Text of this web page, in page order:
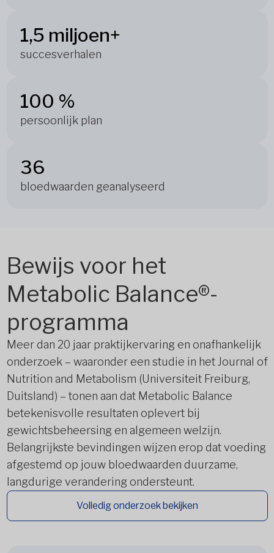
1,5 miljoen+
succesverhalen
100 %
persoonlijk plan
36
bloedwaarden geanalyseerd
Bewijs voor het
Metabolic Balance®-
programma
Meer dan 20 jaar praktijkervaring en onafhankelijk
onderzoek – waaronder een studie in het Journal of
Nutrition and Metabolism (Universiteit Freiburg,
Duitsland) – tonen aan dat Metabolic Balance
betekenisvolle resultaten oplevert bij
gewichtsbeheersing en algemeen welzijn.
Belangrijkste bevindingen wijzen erop dat voeding
afgestemd op jouw bloedwaarden duurzame,
langdurige verandering ondersteunt.
Volledig onderzoek bekijken